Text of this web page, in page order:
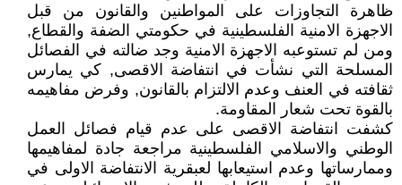
ظاهرة التجاوزات على المواطنين والقانون من قبل
الاجهزة الامنية الفلسطينية في حكومتي الضفة والقطاع,
ومن لم تستوعبه الاجهزة الامنية وجد ضالته في الفصائل
المسلحة التي نشأت في انتفاضة الاقصى, كي يمارس
ثقافته في العنف وعدم الالتزام بالقانون, وفرض مفاهيمه
بالقوة تحت شعار المقاومة.
كشفت انتفاضة الاقصى على عدم قيام فصائل العمل
الوطني والاسلامي الفلسطينية مراجعة جادة لمفاهيمها
وممارساتها وعدم استيعابها لعبقرية الانتفاضة الاولى في